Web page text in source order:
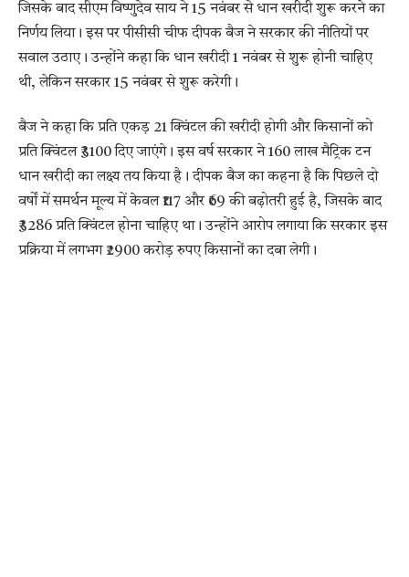
जिसके बाद सीएम विष्णुदेव साय ने 15 नवंबर से धान खरीदी शुरू करने का
निर्णय लिया। इस पर पीसीसी चीफ दीपक बैज ने सरकार की नीतियों पर
सवाल उठाए। उन्होंने कहा कि धान खरीदी 1 नवंबर से शुरू होनी चाहिए
थी, लेकिन सरकार 15 नवंबर से शुरू करेगी।
बैज ने कहा कि प्रति एकड़ 21 क्विंटल की खरीदी होगी और किसानों को
प्रति क्विंटल ₹3100 दिए जाएंगे। इस वर्ष सरकार ने 160 लाख मैट्रिक टन
धान खरीदी का लक्ष्य तय किया है। दीपक बैज का कहना है कि पिछले दो
वर्षों में समर्थन मूल्य में केवल ₹117 और ₹69 की बढ़ोतरी हुई है, जिसके बाद
₹3286 प्रति क्विंटल होना चाहिए था। उन्होंने आरोप लगाया कि सरकार इस
प्रक्रिया में लगभग ₹2900 करोड़ रुपए किसानों का दबा लेगी।